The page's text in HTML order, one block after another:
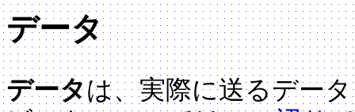
データ
データは、実際に送るデー